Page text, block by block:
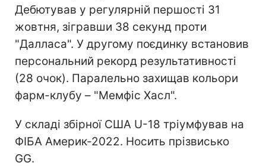
Дебютував у регулярній першості 31
жовтня, зігравши 38 секунд проти
"Далласа". У другому поєдинку встановив
персональний рекорд результативності
(28 очок). Паралельно захищав кольори
фарм-клубу – "Мемфіс Хасл".
У складі збірної США U-18 тріумфував на
ФІБА Америк-2022. Носить прізвисько
GG.